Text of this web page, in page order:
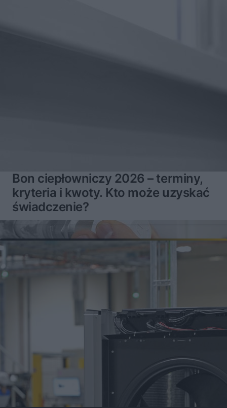
Bon ciepłowniczy 2026 – terminy,
kryteria i kwoty. Kto może uzyskać
świadczenie?